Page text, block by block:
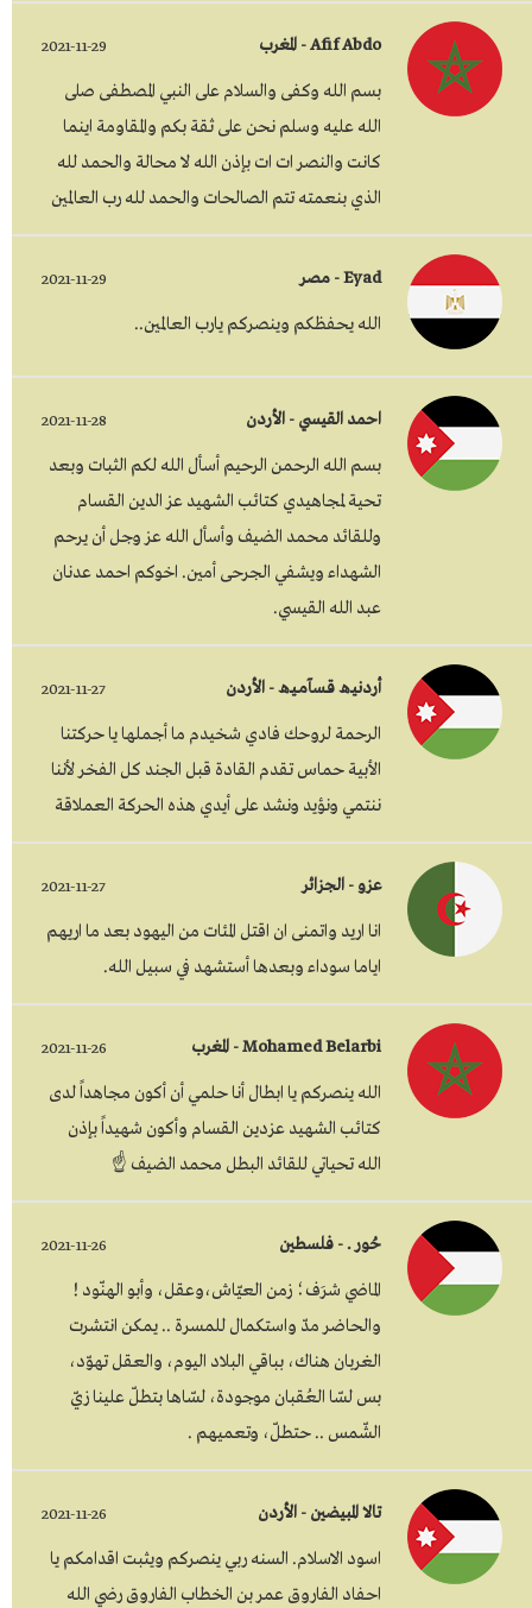
Afif Abdo - المغرب 2021-11-29
بسم الله وكفى والسلام على النبي المصطفى صلى
الله عليه وسلم نحن على ثقة بكم والمقاومة اينما
كانت والنصر ات ات بإذن الله لا محالة والحمد لله
الذي بنعمته تتم الصالحات والحمد لله رب العالمين
Eyad - مصر 2021-11-29
الله يحفظكم وينصركم يارب العالمين..
احمد القيسي - الأردن 2021-11-28
بسم الله الرحمن الرحيم أسأل الله لكم الثبات وبعد
تحية لمجاهيدي كتائب الشهيد عز الدين القسام
وللقائد محمد الضيف وأسأل الله عز وجل أن يرحم
الشهداء ويشفي الجرحى أمين. اخوكم احمد عدنان
عبد الله القيسي.
أردنيـﮪ قـسآمـيـﮪ - الأردن 2021-11-27
الرحمة لروحك فادي شخيدم ما أجملها يا حركتنا
الأبية حماس تقدم القادة قبل الجند كل الفخر لأننا
ننتمي ونؤيد ونشد على أيدي هذه الحركة العملاقة
عزو - الجزائر 2021-11-27
انا اريد واتمنى ان اقتل المئات من اليهود بعد ما اريهم
اياما سوداء وبعدها أستشهد في سبيل الله.
Mohamed Belarbi - المغرب 2021-11-26
الله ينصركم يا ابطال أنا حلمي أن أكون مجاهداً لدى
كتائب الشهيد عزدين القسام وأكون شهيداً بإذن
الله تحياتي للقائد البطل محمد الضيف ☝
حُور . - فلسطين 2021-11-26
الماضي شرَف؛ زمن العيّاش،وعقل، وأبو الهنّود !
والحاضر مدّ واستكمال للمسرة .. يمكن انتشرت
الغربان هناك، بباقي البلاد اليوم، والعقل تهوّد،
بس لسّا العُقبان موجودة، لسّاها بتطلّ علينا زيّ
الشّمس .. حتطلّ، وتعميهم .
تالا المبيضين - الأردن 2021-11-26
اسود الاسلام. السنه ربي ينصركم ويثبت اقدامكم يا
احفاد الفاروق عمر بن الخطاب الفاروق رضي الله